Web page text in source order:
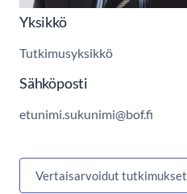
Yksikkö
Tutkimusyksikkö
Sähköposti
etunimi.sukunimi@bof.fi
Vertaisarvoidut tutkimukset